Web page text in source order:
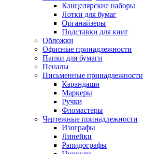
Канцелярские наборы
Лотки для бумаг
Органайзеры
Подставки для книг
Обложки
Офисные принадлежности
Папки для бумаги
Пеналы
Письменные принадлежности
Карандаши
Маркеры
Ручки
Фломастеры
Чертежные принадлежности
Изографы
Линейки
Рапидографы